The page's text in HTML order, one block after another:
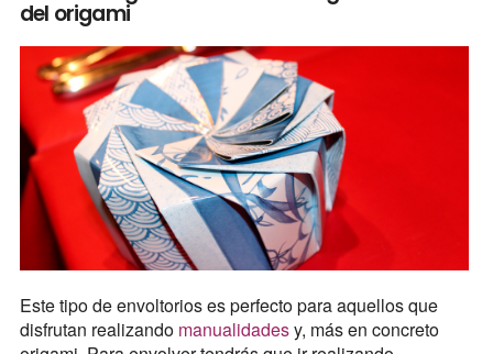
del origami
Este tipo de envoltorios es perfecto para aquellos que
disfrutan realizando manualidadesy, más en concreto